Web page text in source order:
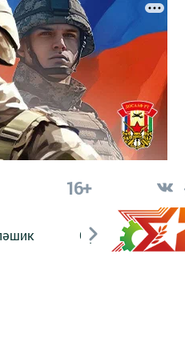
16+
Сүз тарихы